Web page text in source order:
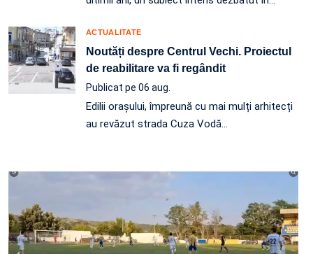
ACTUALITATE
Noutăți despre Centrul Vechi. Proiectul
de reabilitare va fi regândit
Publicat pe 06 aug.
Edilii orașului, împreună cu mai mulți arhitecți
au revăzut strada Cuza Vodă…